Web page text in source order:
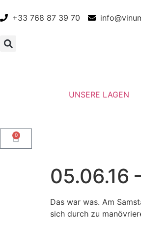
+33 768 87 39 70
UNSERE LAGEN
0
05.06.16
Das war was. Am
sich durch zu